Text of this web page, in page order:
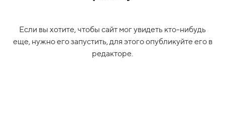
Если вы хотите, чтобы сайт мог увидеть кто-нибудь
еще, нужно его запустить, для этого опубликуйте его в
редакторе.